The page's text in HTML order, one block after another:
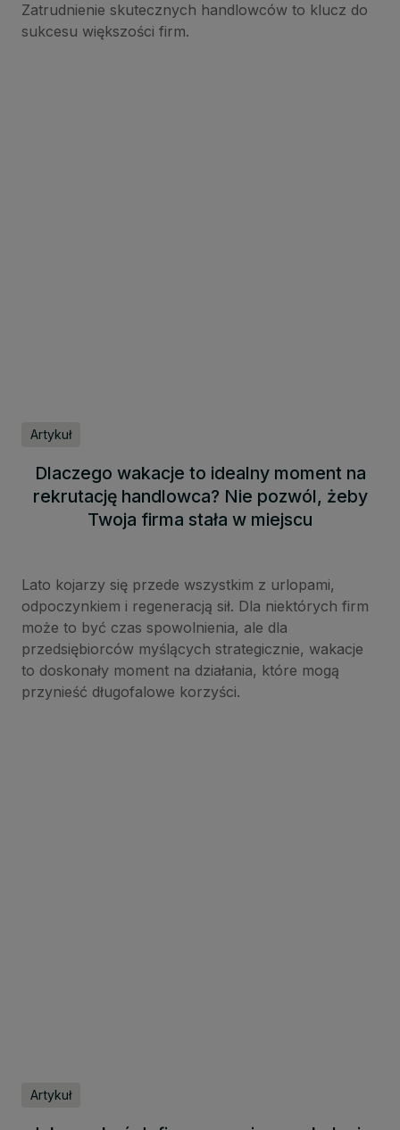
Zatrudnienie skutecznych handlowców to klucz do
sukcesu większości firm.
Artykuł
Dlaczego wakacje to idealny moment na
rekrutację handlowca? Nie pozwól, żeby
Twoja firma stała w miejscu
Lato kojarzy się przede wszystkim z urlopami,
odpoczynkiem i regeneracją sił. Dla niektórych firm
może to być czas spowolnienia, ale dla
przedsiębiorców myślących strategicznie, wakacje
to doskonały moment na działania, które mogą
przynieść długofalowe korzyści.
Artykuł